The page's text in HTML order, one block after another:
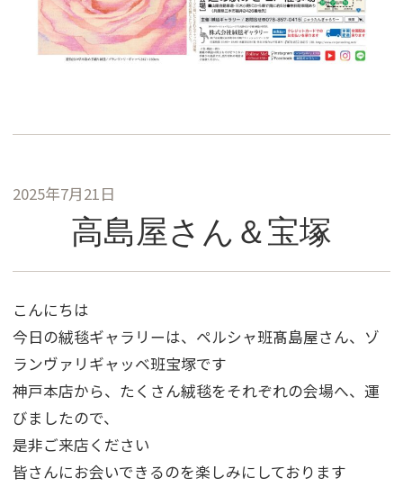
2025年7月21日
高島屋さん＆宝塚
こんにちは
今日の絨毯ギャラリーは、ペルシャ班髙島屋さん、ゾ
ランヴァリギャッベ班宝塚です
神戸本店から、たくさん絨毯をそれぞれの会場へ、運
びましたので、
是非ご来店ください
皆さんにお会いできるのを楽しみにしております